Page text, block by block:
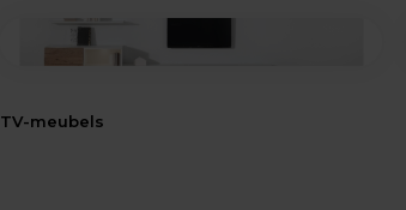
TV-meubels